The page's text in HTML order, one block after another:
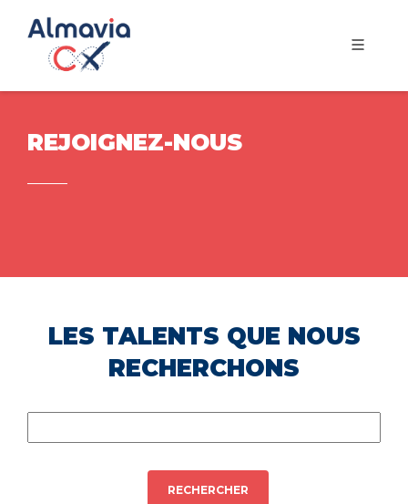
REJOIGNEZ-NOUS
LES TALENTS QUE NOUS
RECHERCHONS
RECHERCHER